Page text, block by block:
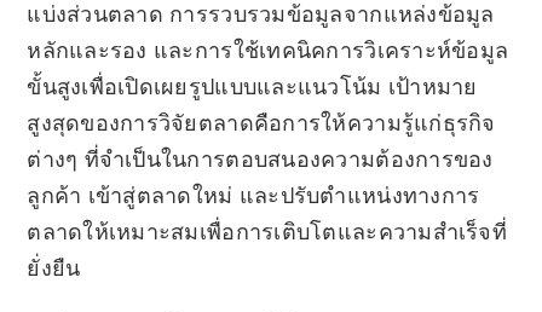
แบ่งส่วนตลาด การรวบรวมข้อมูลจากแหล่งข้อมูล
หลักและรอง และการใช้เทคนิคการวิเคราะห์ข้อมูล
ขั้นสูงเพื่อเปิดเผยรูปแบบและแนวโน้ม เป้าหมาย
สูงสุดของการวิจัยตลาดคือการให้ความรู้แก่ธุรกิจ
ต่างๆ ที่จำเป็นในการตอบสนองความต้องการของ
ลูกค้า เข้าสู่ตลาดใหม่ และปรับตำแหน่งทางการ
ตลาดให้เหมาะสมเพื่อการเติบโตและความสำเร็จที่
ยั่งยืน